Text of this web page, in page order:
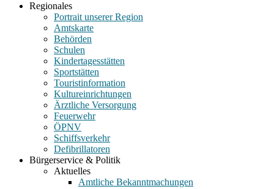
Regionales
Portrait unserer Region
Amtskarte
Behörden
Schulen
Kindertagesstätten
Sportstätten
Touristinformation
Kultureinrichtungen
Ärztliche Versorgung
Feuerwehr
ÖPNV
Schiffsverkehr
Defibrillatoren
Bürgerservice & Politik
Aktuelles
Amtliche Bekanntmachungen